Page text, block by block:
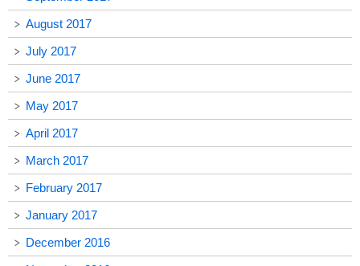
August 2017
July 2017
June 2017
May 2017
April 2017
March 2017
February 2017
January 2017
December 2016